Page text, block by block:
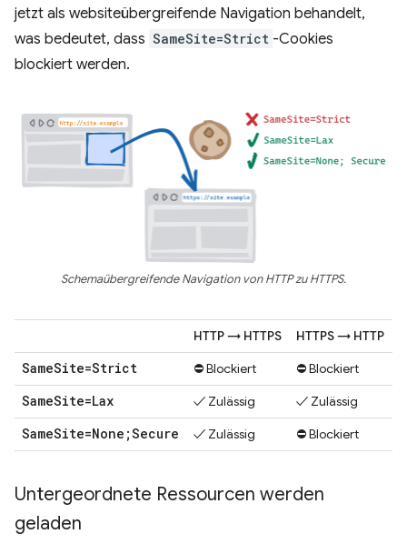
jetzt als websiteübergreifende Navigation behandelt,
was bedeutet, dass SameSite=Strict -Cookies
blockiert werden.
Schemaübergreifende Navigation von HTTP zu HTTPS.
HTTP → HTTPS HTTPS → HTTP
SameSite=Strict ⛔ Blockiert ⛔ Blockiert
SameSite=Lax ✓ Zulässig ✓ Zulässig
SameSite=None;Secure ✓ Zulässig ⛔ Blockiert
Untergeordnete Ressourcen werden
geladen